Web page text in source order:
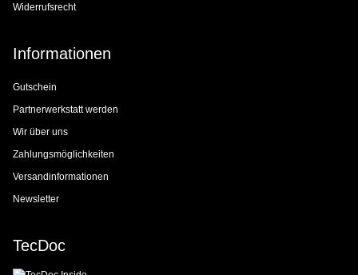
Widerrufsrecht
Informationen
Gutschein
Partnerwerkstatt werden
Wir über uns
Zahlungsmöglichkeiten
Versandinformationen
Newsletter
TecDoc